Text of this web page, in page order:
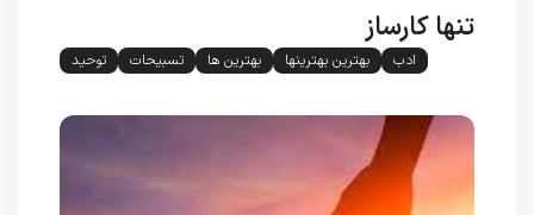
تنها کارساز
ادب بهترین بهترینها بهترین ها تسبیحات
توحید